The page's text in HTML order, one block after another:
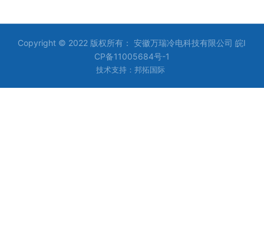
Copyright © 2022 版权所有： 安徽万瑞冷电科技有限公司皖I
CP备11005684号-1
技术支持：邦拓国际